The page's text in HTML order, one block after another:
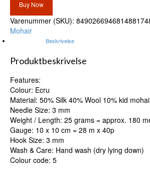
pris
kr. 49,00.kr. 37,95.
Buy Now
Varenummer (SKU):
Mohair
Beskrivelse
Produktbeskrivelse
Features:
Colour: Ecru
Material: 50% Silk 40% Wool 10% kid
Needle Size: 3 mm
Weight / Length: 25 grams = approx. 180
Gauge: 10 x 10 cm = 28 m x 40p
Hook Size: 3 mm
Wash & Care: Hand wash (dry lying down)
Colour code: 5